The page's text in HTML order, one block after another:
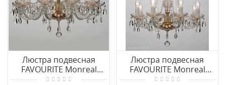
Люстра подвесная
FAVOURITE Monreal
1735-10P
Люстра подвесная
FAVOURITE Monreal
1735-8P